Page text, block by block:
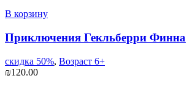
В корзину
Приключения Гекльберри Финна
скидка 50%, Возраст 6+
₪120.00